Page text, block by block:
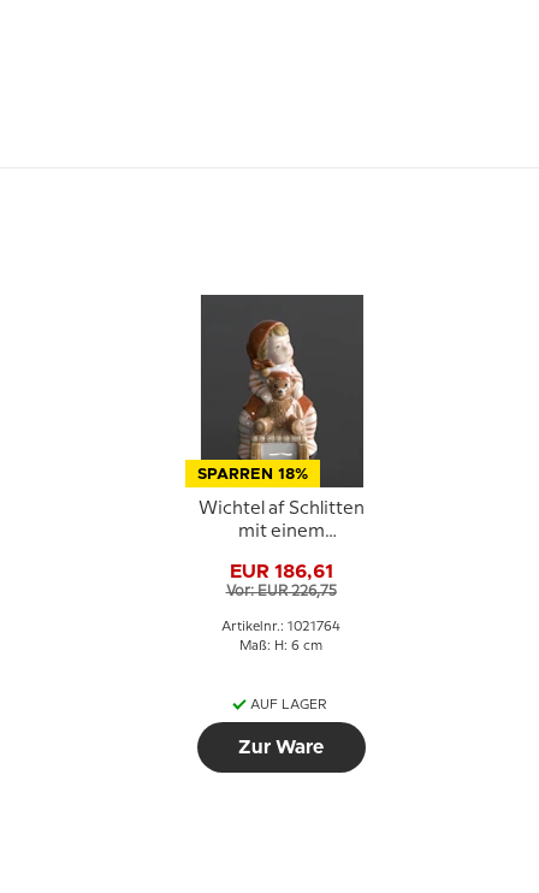
SPARREN 18%
Wichtel af Schlitten
mit einem
Copenhagen
Weihnachtsfigur Nr.
764
EUR 186,61
Vor: EUR 226,75
Artikelnr.: 1021764
Maß: H: 6 cm
AUF LAGER
Zur Ware